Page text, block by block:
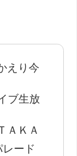
えり今
ブ生放
ＡＫＡ
ード